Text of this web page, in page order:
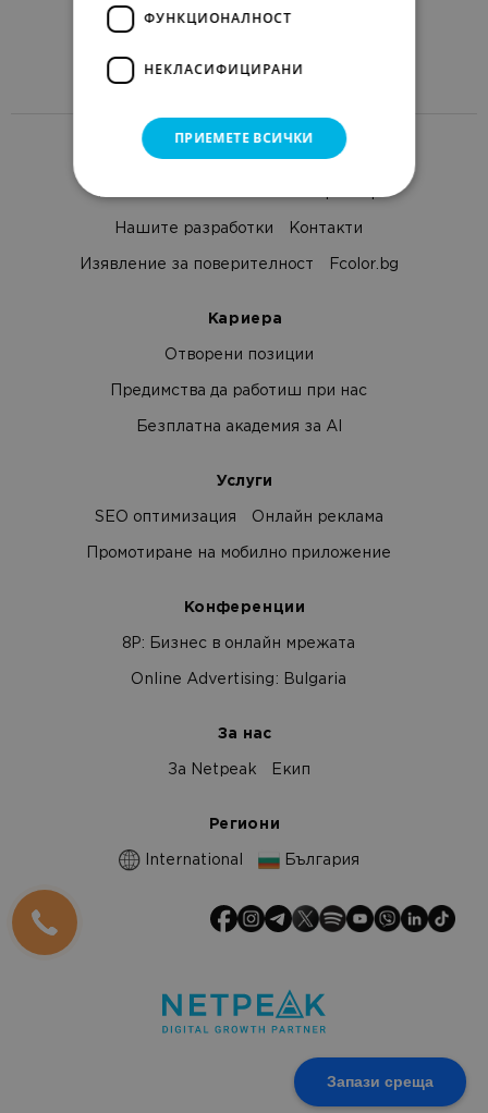
Запази среща
Изпрати статия
Netpeak
Клиенти и отзиви Стани партньор
Нашите разработки Контакти
Изявление за поверителност Fcolor.bg
Кариера
Отворени позиции
Предимства да работиш при нас
Безплатна академия за AI
Услуги
SEO оптимизация Онлайн реклама
Промотиране на мобилно приложение
Конференции
8Р: Бизнес в онлайн мрежата
Online Advertising: Bulgaria
За нас
За Netpeak Екип
Региони
International България
ФУНКЦИОНАЛНОСТ
НЕКЛАСИФИЦИРАНИ
ПРИЕМЕТЕ ВСИЧКИ